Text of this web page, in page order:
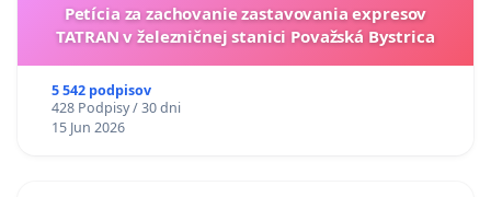
Petícia za zachovanie zastavovania expresov
TATRAN v železničnej stanici Považská Bystrica
5 542 podpisov
428 Podpisy / 30 dni
15 Jun 2026